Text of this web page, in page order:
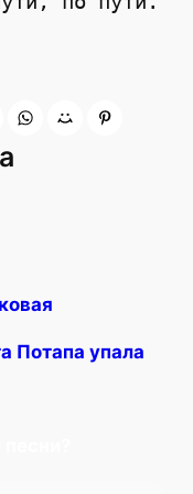
Потапа упала